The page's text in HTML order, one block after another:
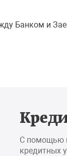
Банком и
С помощью
кредитных